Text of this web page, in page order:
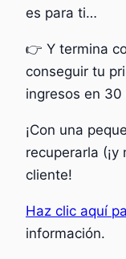
es para ti…
👉 Y termina
conseguir tu
ingresos en
¡Con una
recuperarla
cliente!
Haz clic aquí
información.